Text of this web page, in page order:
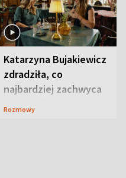
Katarzyna Bujakiewicz
zdradziła, co
najbardziej zachwyca
ją w Lublinie
Rozmowy